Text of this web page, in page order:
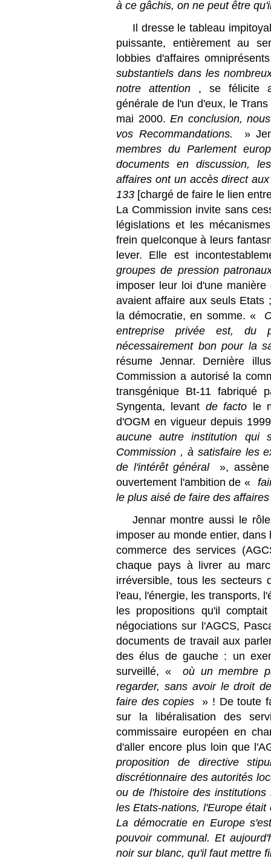
à ce gâchis, on ne peut être
Il dresse le tableau
puissante, entièrement au
lobbies d'affaires
substantiels dans les
notre attention , se félicite
générale de l'un d'eux, le
mai 2000.En conclusion,
vos Recommandations.
»
membres du Parlement
documents en discussion,
affaires ont un accès direct
133 [chargé de faire le lien
La Commission invite sans
législations et les
frein quelconque à leurs
lever. Elle est
groupes de pression
imposer leur loi d'une
avaient affaire aux seuls Etats
la démocratie, en somme. «
entreprise privée est,
nécessairement bon pour la
résume Jennar. Dernière
Commission a autorisé la
transgénique Bt-11 fabriqué
Syngenta, levant de facto
le
d'OGM en vigueur depuis
aucune autre institution qui
Commission , à satisfaire les
de l'intérêt général
»,
ouvertement l'ambition de «
le plus aisé de faire des
Jennar montre aussi le
imposer au monde entier,
commerce des services
chaque pays à livrer au
irréversible, tous les secteurs
l'eau, l'énergie, les transports,
les propositions qu'il
négociations sur l'AGCS,
documents de travail aux
des élus de gauche : un
surveillé, «où un membre
regarder, sans avoir le droit
faire des copies
» ! De toute
sur la libéralisation des
commissaire européen en
d'aller encore plus loin que
proposition de directive
discrétionnaire des autorités
ou de l'histoire des
les Etats-nations, l'Europe
La démocratie en Europe
pouvoir communal. Et
noir sur blanc, qu'il faut mettre